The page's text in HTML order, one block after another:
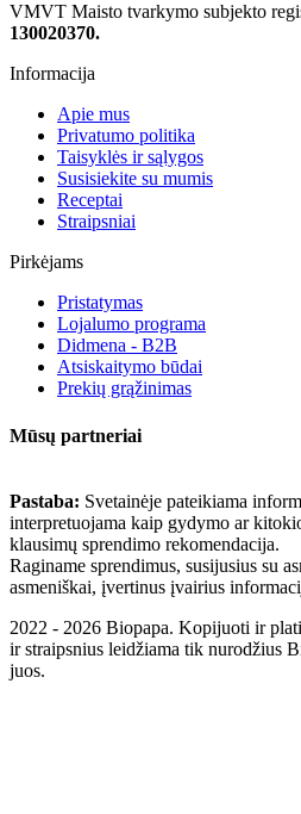
VMVT Maisto tvarkymo subjekto
130020370.
Informacija
Apie mus
Privatumo politika
Taisyklės ir sąlygos
Susisiekite su mumis
Receptai
Straipsniai
Pirkėjams
Pristatymas
Lojalumo programa
Didmena - B2B
Atsiskaitymo būdai
Prekių grąžinimas
Mūsų partneriai
Pastaba: Svetainėje pateikiama
interpretuojama kaip gydymo ar
klausimų sprendimo rekomendacija.
Raginame sprendimus, susijusius su
asmeniškai, įvertinus įvairius
2022 - 2026 Biopapa. Kopijuoti ir
ir straipsnius leidžiama tik nurodžius
juos.